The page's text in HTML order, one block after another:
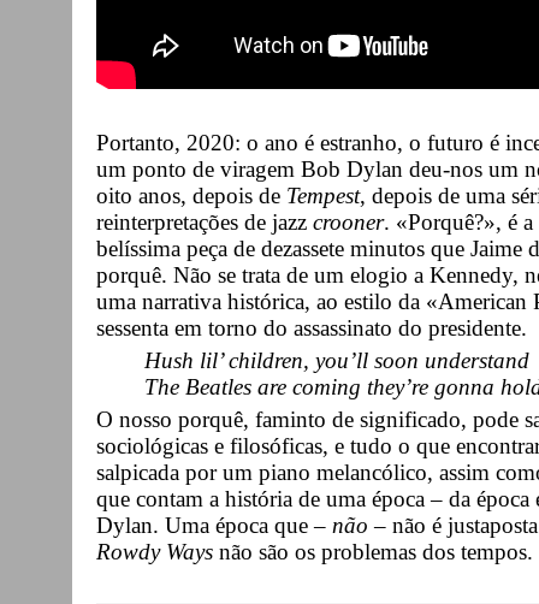
Portanto, 2020: o ano é estranho, o futuro é
um ponto de viragem Bob Dylan deu-nos um
oito anos, depois de Tempest, depois de uma
reinterpretações de jazz crooner. «Porquê?», é
belíssima peça de dezassete minutos que
porquê. Não se trata de um elogio a Kennedy,
uma narrativa histórica, ao estilo da «American
sessenta em torno do assassinato do presidente.
Hush lil’ children, you’ll soon understand
The Beatles are coming they’re gonna
O nosso porquê, faminto de significado, pode
sociológicas e filosóficas, e tudo o que
salpicada por um piano melancólico, assim
que contam a história de uma época – da
Dylan. Uma época que – não – não é
Rowdy Ways não são os problemas dos